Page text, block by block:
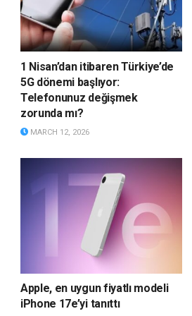
1 Nisan’dan itibaren Türkiye’de
5G dönemi başlıyor:
Telefonunuz değişmek
zorunda mı?
MARCH 12, 2026
Apple, en uygun fiyatlı modeli
iPhone 17e’yi tanıttı